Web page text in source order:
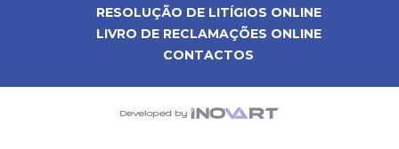
RESOLUÇÃO DE LITÍGIOS ONLINE
LIVRO DE RECLAMAÇÕES ONLINE
CONTACTOS